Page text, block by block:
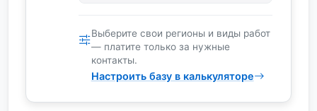
Выберите свои регионы и виды работ
— платите только за нужные
контакты.
Настроить базу в калькуляторе